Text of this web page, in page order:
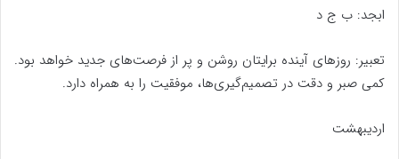
ابجد: ب ج د
تعبیر: روزهای آینده برایتان روشن و پر از فرصت‌های جدید خواهد بود.
کمی صبر و دقت در تصمیم‌گیری‌ها، موفقیت را به همراه دارد.
اردیبهشت